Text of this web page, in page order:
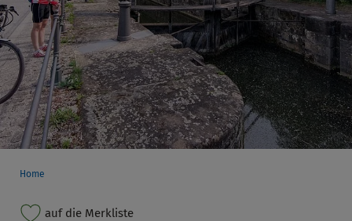
Home
auf die Merkliste